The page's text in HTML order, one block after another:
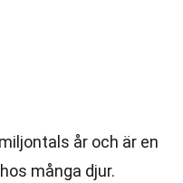
år och är en
många djur.